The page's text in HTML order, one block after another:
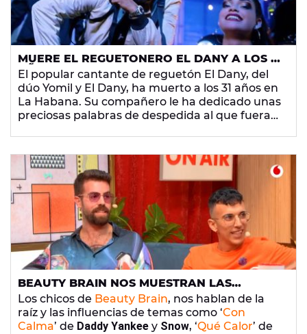
MUERE EL REGUETONERO EL DANY A LOS 31
AÑOS: "NOS FALTABAN MUCHAS COSAS
MÁS POR HACER"
El popular cantante de reguetón El Dany, del
dúo Yomil y El Dany, ha muerto a los 31 años en
La Habana. Su compañero le ha dedicado unas
preciosas palabras de despedida al que fuera
BEAUTY BRAIN NOS MUESTRAN LAS
INFLUENCIAS DE LOS TEMAZOS TRAP EN
‘YU, NO TE PIERDAS NADA’
Los chicos de Beauty Brain, nos hablan de la
raíz y las influencias de temas como ‘Con
Calma’ de Daddy Yankee y Snow, ‘Qué Calor’ de